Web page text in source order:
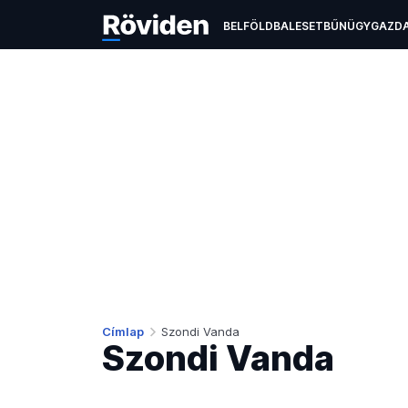
BELFÖLDBALESETBŰNÜGY
Címlap Szondi Vanda
Szondi Vanda